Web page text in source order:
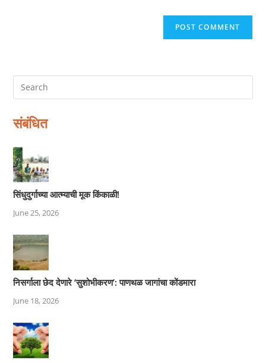
संबंधित
सिंधुदुर्गाच्या आत्म्याची मूक किंकाळी!
June 25, 2026
निसर्गाला छेद देणारे ‘सुशोभीकरण’: पाणथळ जागांचा कोंडमारा
June 18, 2026